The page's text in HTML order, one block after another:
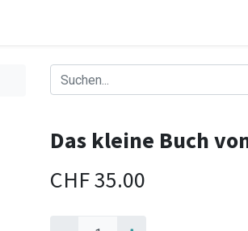
Das kleine Buch
CHF35.00